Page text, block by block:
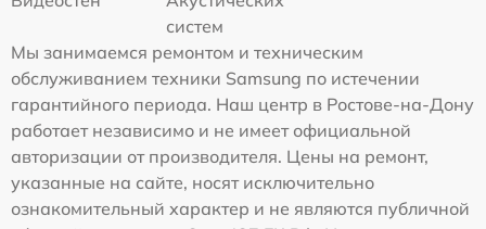
систем
Мы занимаемся ремонтом и техническим
обслуживанием техники Samsung по истечении
гарантийного периода. Наш центр в Ростове-на-Дону
работает независимо и не имеет официальной
авторизации от производителя. Цены на ремонт,
указанные на сайте, носят исключительно
ознакомительный характер и не являются публичной